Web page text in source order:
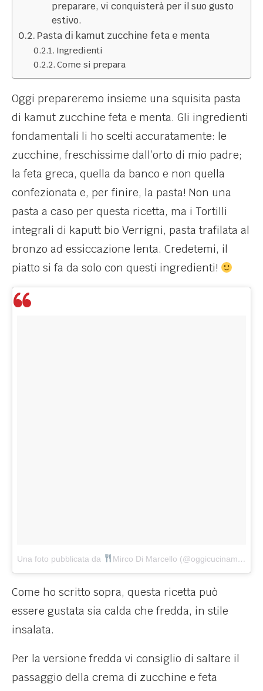
preparare, vi conquisterà per il suo gusto
estivo.
Pasta di kamut zucchine feta e menta
Ingredienti
Come si prepara
Oggi prepareremo insieme una squisita pasta
di kamut zucchine feta e menta. Gli ingredienti
fondamentali li ho scelti accuratamente: le
zucchine, freschissime dall’orto di mio padre;
la feta greca, quella da banco e non quella
confezionata e, per finire, la pasta! Non una
pasta a caso per questa ricetta, ma i Tortilli
integrali di kaputt bio Verrigni, pasta trafilata al
bronzo ad essiccazione lenta. Credetemi, il
piatto si fa da solo con questi ingredienti!
Una foto pubblicata da Mirco Di Marcello (@oggicucinamirco)
Come ho scritto sopra, questa ricetta può
essere gustata sia calda che fredda, in stile
insalata.
Per la versione fredda vi consiglio di saltare il
passaggio della crema di zucchine e feta